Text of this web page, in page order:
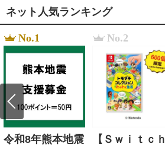
ネット人気ランキング
No.1
令和8年熊本地震
No.2
【Ｓｗｉｔｃｈ